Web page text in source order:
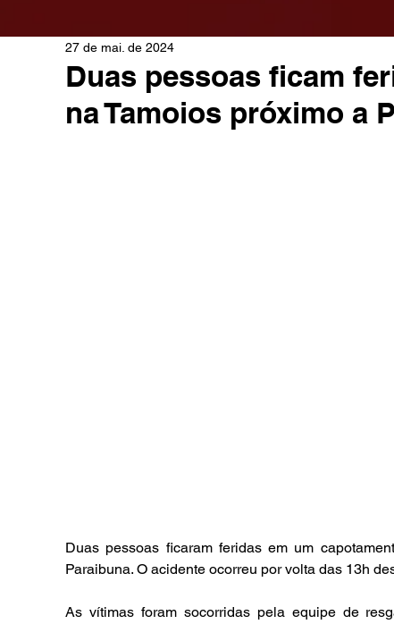
Duas pessoas ficam
na Tamoios próximo a
27 de mai. de 2024
Duas pessoas ficaram feridas em um
Paraibuna. O acidente ocorreu por volta das 13h
As vítimas foram socorridas pela equipe de